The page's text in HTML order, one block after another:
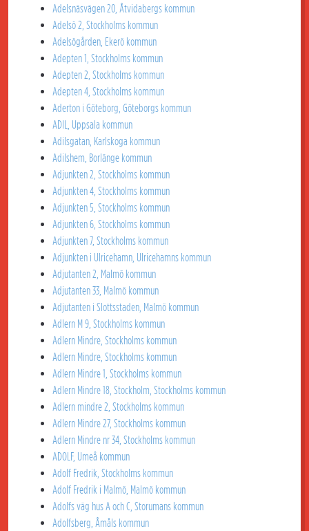
Adelsnäsvägen 20, Åtvidabergs kommun
Adelsö 2, Stockholms kommun
Adelsögården, Ekerö kommun
Adepten 1, Stockholms kommun
Adepten 2, Stockholms kommun
Adepten 4, Stockholms kommun
Aderton i Göteborg, Göteborgs kommun
ADIL, Uppsala kommun
Adilsgatan, Karlskoga kommun
Adilshem, Borlänge kommun
Adjunkten 2, Stockholms kommun
Adjunkten 4, Stockholms kommun
Adjunkten 5, Stockholms kommun
Adjunkten 6, Stockholms kommun
Adjunkten 7, Stockholms kommun
Adjunkten i Ulricehamn, Ulricehamns kommun
Adjutanten 2, Malmö kommun
Adjutanten 33, Malmö kommun
Adjutanten i Slottsstaden, Malmö kommun
Adlern M 9, Stockholms kommun
Adlern Mindre, Stockholms kommun
Adlern Mindre, Stockholms kommun
Adlern Mindre 1, Stockholms kommun
Adlern Mindre 18, Stockholm, Stockholms kommun
Adlern mindre 2, Stockholms kommun
Adlern Mindre 27, Stockholms kommun
Adlern Mindre nr 34, Stockholms kommun
ADOLF, Umeå kommun
Adolf Fredrik, Stockholms kommun
Adolf Fredrik i Malmö, Malmö kommun
Adolfs väg hus A och C, Storumans kommun
Adolfsberg, Åmåls kommun